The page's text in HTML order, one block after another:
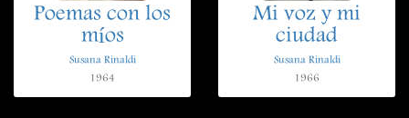
Poemas con los
míos
Susana Rinaldi
1964
Mi voz y mi
ciudad
Susana Rinaldi
1966